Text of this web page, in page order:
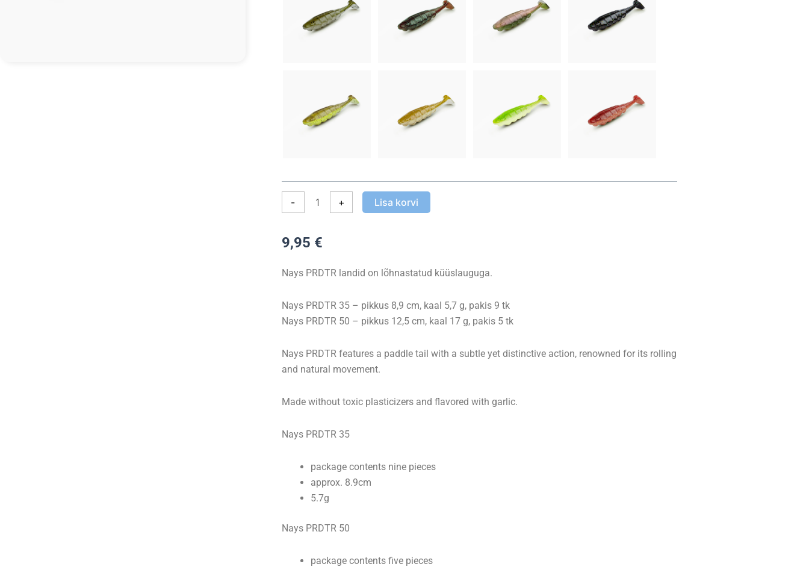
- + Lisa korvi
9,95 €
Nays PRDTR landid on lõhnastatud küüslauguga.
Nays PRDTR 35 – pikkus 8,9 cm, kaal 5,7 g, pakis 9 tk
Nays PRDTR 50 – pikkus 12,5 cm, kaal 17 g, pakis 5 tk
Nays PRDTR features a paddle tail with a subtle yet distinctive action, renowned for its rolling
and natural movement.
Made without toxic plasticizers and flavored with garlic.
Nays PRDTR 35
package contents nine pieces
approx. 8.9cm
5.7g
Nays PRDTR 50
package contents five pieces